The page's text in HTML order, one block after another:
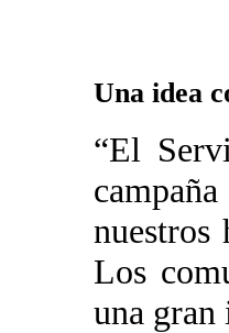
Una idea
“El
nuestros
Los
una gran